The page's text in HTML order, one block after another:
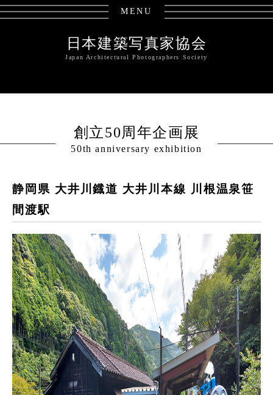
MENU
日本建築写真家協会
Japan Architectural Photographers Society
創立50周年企画展
50th anniversary exhibition
静岡県 大井川鐡道 大井川本線 川根温泉笹
間渡駅